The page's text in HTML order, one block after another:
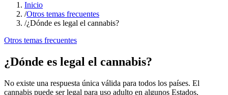
Inicio
/Otros temas frecuentes
/¿Dónde es legal el cannabis?
Otros temas frecuentes
¿Dónde es legal el cannabis?
No existe una respuesta única válida para todos los países. El
cannabis puede ser legal para uso adulto en algunos Estados,